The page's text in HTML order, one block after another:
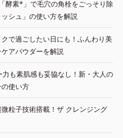
酵素*」で毛穴の角栓をごっそり除
シュ」の使い方を解説
で過ごしたい日にも！ふんわり美
アパウダーを解説
力も素肌感も妥協なし！新・大人の
使い方
微粒子技術搭載！ザ クレンジング